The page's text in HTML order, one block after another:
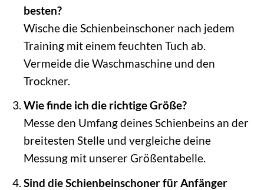
besten?
Wische die Schienbeinschoner nach jedem
Training mit einem feuchten Tuch ab.
Vermeide die Waschmaschine und den
Trockner.
Wie finde ich die richtige Größe?
Messe den Umfang deines Schienbeins an der
breitesten Stelle und vergleiche deine
Messung mit unserer Größentabelle.
Sind die Schienbeinschoner für Anfänger